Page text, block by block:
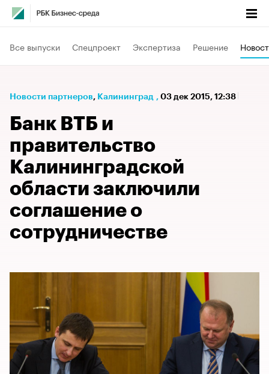
Все выпуски Спецпроект Экспертиза Решение
Новости партнеров⁠, Калининград , 03 дек 2015, 12:38
Банк ВТБ и
правительство
Калининградской
области заключили
соглашение о
сотрудничестве